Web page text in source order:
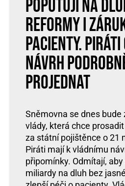
poputují na
reformy i
pacienty.
návrh
projednat
Sněmovna se dnes
vlády, která chce
za státní pojištěnce o 21
Piráti mají k vládnímu
připomínky. Odmítají,
miliardy na dluh bez